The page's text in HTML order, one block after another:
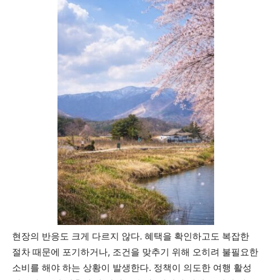
현장의 반응도 크게 다르지 않다. 혜택을 확인하고도 복잡한
절차 때문에 포기하거나, 조건을 맞추기 위해 오히려 불필요한
소비를 해야 하는 상황이 발생한다. 정책이 의도한 여행 활성